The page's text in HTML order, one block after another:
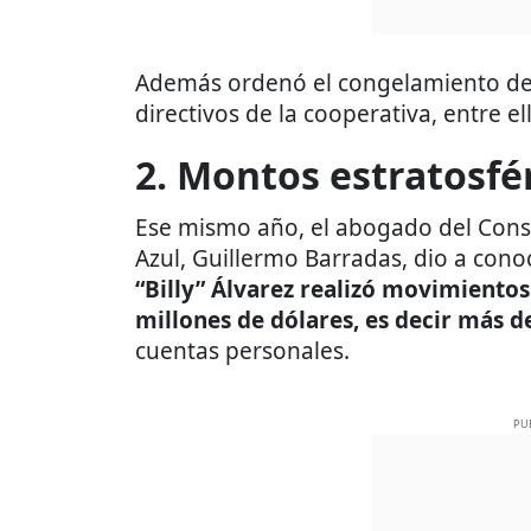
Además ordenó el congelamiento
directivos de la cooperativa, entre
2. Montos
Ese mismo año, el abogado del
Azul, Guillermo Barradas, dio a
“Billy” Álvarez realizó
millones de dólares, es decir más
cuentas personales.